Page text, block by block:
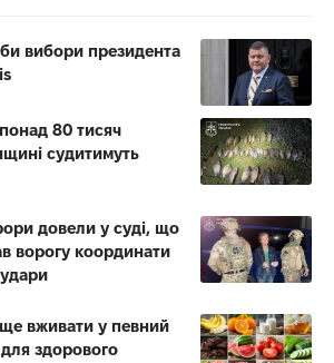
вибори президента
80 тисяч
судитимуть
довели у суді, що
ворогу координати
вживати у певний
здорового